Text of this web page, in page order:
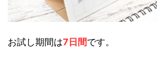
お試し期間は7日間です。